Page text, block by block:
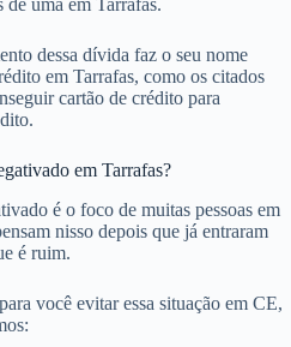
de uma em Tarrafas.
dessa dívida faz o seu nome
em Tarrafas, como os citados
cartão de crédito para
em Tarrafas?
é o foco de muitas pessoas em
nisso depois que já entraram
é ruim.
você evitar essa situação em CE,